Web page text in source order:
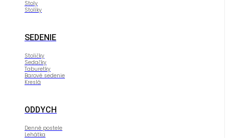
Stoly
Stolíky
SEDENIE
Stoličky
Sedačky
Taburetky
Barové sedenie
Kreslá
ODDYCH
Denné postele
Lehátka